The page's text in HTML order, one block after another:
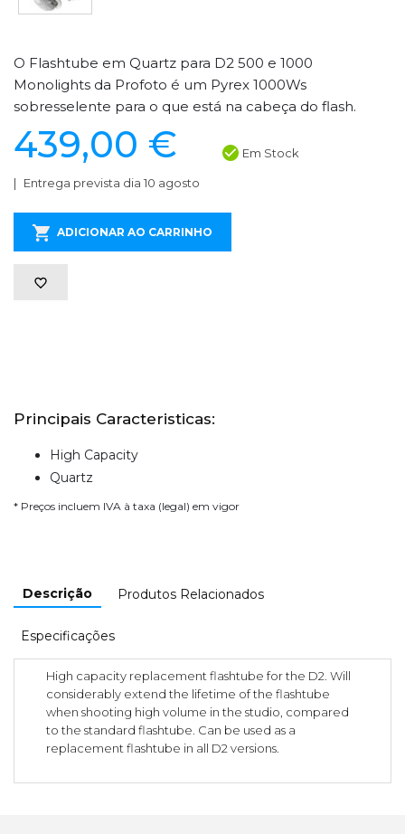
O Flashtube em Quartz para D2 500 e 1000
Monolights da Profoto é um Pyrex 1000Ws
sobresselente para o que está na cabeça do flash.
439,00 € Em Stock
Entrega prevista dia 10 agosto
ADICIONAR AO CARRINHO
Principais Caracteristicas:
High Capacity
Quartz
* Preços incluem IVA à taxa (legal) em vigor
Descrição Produtos Relacionados
Especificações
High capacity replacement flashtube for the D2. Will
considerably extend the lifetime of the flashtube
when shooting high volume in the studio, compared
to the standard flashtube. Can be used as a
replacement flashtube in all D2 versions.